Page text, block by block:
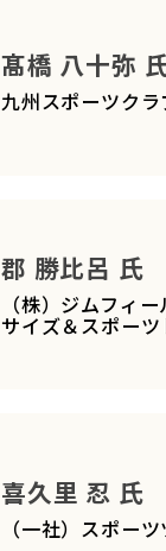
髙橋 八十弥
九州スポーツク
郡 勝比呂 氏
（株）ジムフィ
サイズ＆スポー
喜久里 忍 氏
（一社）スポー